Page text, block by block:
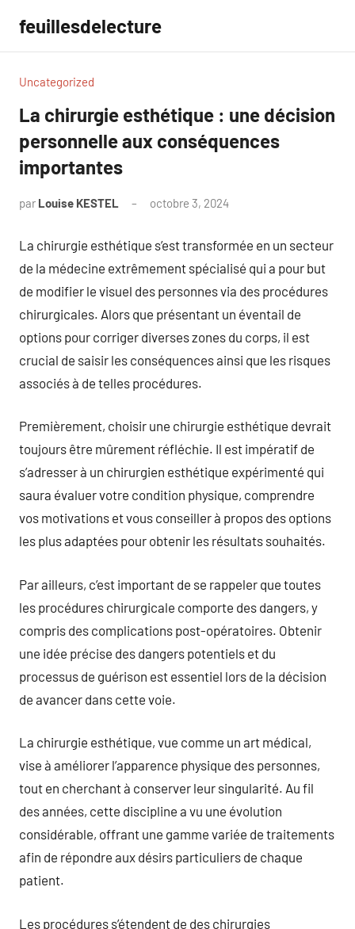
contenu
feuillesdelecture
Uncategorized
La chirurgie esthétique : une décision
personnelle aux conséquences
importantes
par Louise KESTEL octobre 3, 2024
La chirurgie esthétique s’est transformée en un secteur
de la médecine extrêmement spécialisé qui a pour but
de modifier le visuel des personnes via des procédures
chirurgicales. Alors que présentant un éventail de
options pour corriger diverses zones du corps, il est
crucial de saisir les conséquences ainsi que les risques
associés à de telles procédures.
Premièrement, choisir une chirurgie esthétique devrait
toujours être mûrement réfléchie. Il est impératif de
s’adresser à un chirurgien esthétique expérimenté qui
saura évaluer votre condition physique, comprendre
vos motivations et vous conseiller à propos des options
les plus adaptées pour obtenir les résultats souhaités.
Par ailleurs, c’est important de se rappeler que toutes
les procédures chirurgicale comporte des dangers, y
compris des complications post-opératoires. Obtenir
une idée précise des dangers potentiels et du
processus de guérison est essentiel lors de la décision
de avancer dans cette voie.
La chirurgie esthétique, vue comme un art médical,
vise à améliorer l’apparence physique des personnes,
tout en cherchant à conserver leur singularité. Au fil
des années, cette discipline a vu une évolution
considérable, offrant une gamme variée de traitements
afin de répondre aux désirs particuliers de chaque
patient.
Les procédures s’étendent de des chirurgies